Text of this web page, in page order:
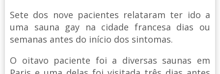
Sete dos nove pacientes relataram ter ido a
uma sauna gay na cidade francesa dias ou
semanas antes do início dos sintomas.
O oitavo paciente foi a diversas saunas em